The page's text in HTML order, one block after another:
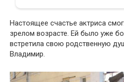
Настоящее счастье актриса
зрелом возрасте. Ей было уже
встретила свою родственную
Владимир.